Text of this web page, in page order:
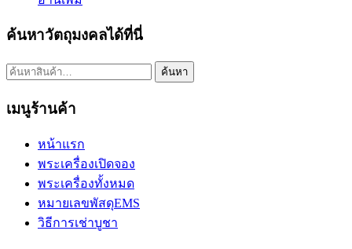
ค้นหาวัตถุมงคลได้ที่นี่
ค้นหา: ค้นหา
เมนูร้านค้า
หน้าแรก
พระเครื่องเปิดจอง
พระเครื่องทั้งหมด
หมายเลขพัสดุEMS
วิธีการเช่าบูชา